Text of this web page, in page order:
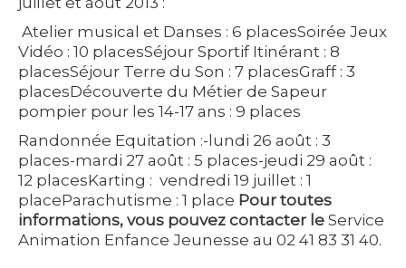
Atelier musical et Danses : 6 placesSoirée Jeux
Vidéo : 10 placesSéjour Sportif Itinérant : 8
placesSéjour Terre du Son : 7 placesGraff : 3
placesDécouverte du Métier de Sapeur
pompier pour les 14-17 ans : 9 places
Randonnée Equitation :-lundi 26 août : 3
places-mardi 27 août : 5 places-jeudi 29 août :
12 placesKarting : vendredi 19 juillet : 1
placeParachutisme : 1 place Pour toutes
informations, vous pouvez contacter le Service
Animation Enfance Jeunesse au 02 41 83 31 40.